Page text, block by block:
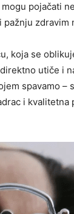
pojačati
zdravim
koja se
utiče i
spavamo –
i kvalitetna